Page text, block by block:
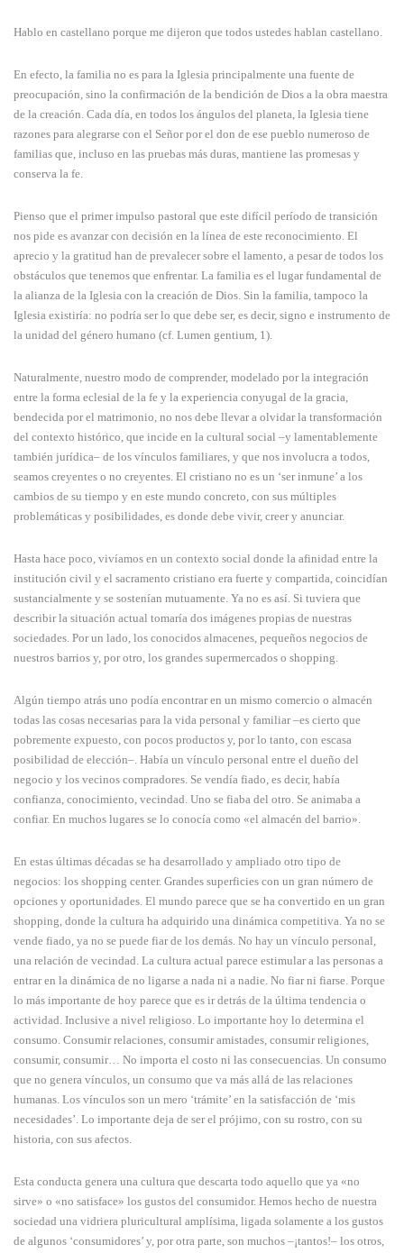
Hablo en castellano porque me dijeron que todos ustedes hablan castellano.
En efecto, la familia no es para la Iglesia principalmente una fuente de
preocupación, sino la confirmación de la bendición de Dios a la obra maestra
de la creación. Cada día, en todos los ángulos del planeta, la Iglesia tiene
razones para alegrarse con el Señor por el don de ese pueblo numeroso de
familias que, incluso en las pruebas más duras, mantiene las promesas y
conserva la fe.
Pienso que el primer impulso pastoral que este difícil período de transición
nos pide es avanzar con decisión en la línea de este reconocimiento. El
aprecio y la gratitud han de prevalecer sobre el lamento, a pesar de todos los
obstáculos que tenemos que enfrentar. La familia es el lugar fundamental de
la alianza de la Iglesia con la creación de Dios. Sin la familia, tampoco la
Iglesia existiría: no podría ser lo que debe ser, es decir, signo e instrumento de
la unidad del género humano (cf. Lumen gentium, 1).
Naturalmente, nuestro modo de comprender, modelado por la integración
entre la forma eclesial de la fe y la experiencia conyugal de la gracia,
bendecida por el matrimonio, no nos debe llevar a olvidar la transformación
del contexto histórico, que incide en la cultural social –y lamentablemente
también jurídica– de los vínculos familiares, y que nos involucra a todos,
seamos creyentes o no creyentes. El cristiano no es un ‘ser inmune’ a los
cambios de su tiempo y en este mundo concreto, con sus múltiples
problemáticas y posibilidades, es donde debe vivir, creer y anunciar.
Hasta hace poco, vivíamos en un contexto social donde la afinidad entre la
institución civil y el sacramento cristiano era fuerte y compartida, coincidían
sustancialmente y se sostenían mutuamente. Ya no es así. Si tuviera que
describir la situación actual tomaría dos imágenes propias de nuestras
sociedades. Por un lado, los conocidos almacenes, pequeños negocios de
nuestros barrios y, por otro, los grandes supermercados o shopping.
Algún tiempo atrás uno podía encontrar en un mismo comercio o almacén
todas las cosas necesarias para la vida personal y familiar –es cierto que
pobremente expuesto, con pocos productos y, por lo tanto, con escasa
posibilidad de elección–. Había un vínculo personal entre el dueño del
negocio y los vecinos compradores. Se vendía fiado, es decir, había
confianza, conocimiento, vecindad. Uno se fiaba del otro. Se animaba a
confiar. En muchos lugares se lo conocía como «el almacén del barrio».
En estas últimas décadas se ha desarrollado y ampliado otro tipo de
negocios: los shopping center. Grandes superficies con un gran número de
opciones y oportunidades. El mundo parece que se ha convertido en un gran
shopping, donde la cultura ha adquirido una dinámica competitiva. Ya no se
vende fiado, ya no se puede fiar de los demás. No hay un vínculo personal,
una relación de vecindad. La cultura actual parece estimular a las personas a
entrar en la dinámica de no ligarse a nada ni a nadie. No fiar ni fiarse. Porque
lo más importante de hoy parece que es ir detrás de la última tendencia o
actividad. Inclusive a nivel religioso. Lo importante hoy lo determina el
consumo. Consumir relaciones, consumir amistades, consumir religiones,
consumir, consumir… No importa el costo ni las consecuencias. Un consumo
que no genera vínculos, un consumo que va más allá de las relaciones
humanas. Los vínculos son un mero ‘trámite’ en la satisfacción de ‘mis
necesidades’. Lo importante deja de ser el prójimo, con su rostro, con su
historia, con sus afectos.
Esta conducta genera una cultura que descarta todo aquello que ya «no
sirve» o «no satisface» los gustos del consumidor. Hemos hecho de nuestra
sociedad una vidriera pluricultural amplísima, ligada solamente a los gustos
de algunos ‘consumidores’ y, por otra parte, son muchos –¡tantos!– los otros,